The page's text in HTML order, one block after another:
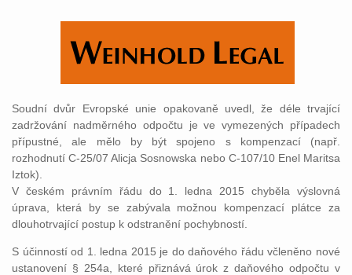
Soudní dvůr Evropské unie opakovaně uvedl, že déle trvající
zadržování nadměrného odpočtu je ve vymezených případech
přípustné, ale mělo by být spojeno s kompenzací (např.
rozhodnutí C-25/07 Alicja Sosnowska nebo C-107/10 Enel Maritsa
Iztok).
V českém právním řádu do 1. ledna 2015 chyběla výslovná
úprava, která by se zabývala možnou kompenzací plátce za
dlouhotrvající postup k odstranění pochybností.
S účinností od 1. ledna 2015 je do daňového řádu včleněno nové
ustanovení § 254a, které přiznává úrok z daňového odpočtu v